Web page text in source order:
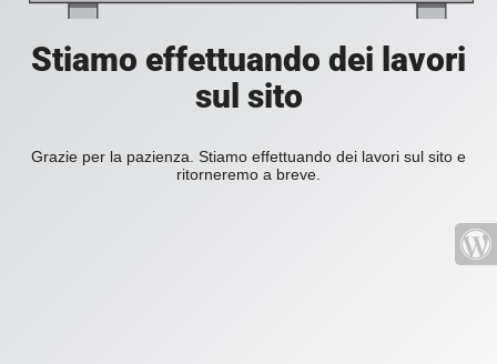
Stiamo effettuando dei lavori
sul sito
Grazie per la pazienza. Stiamo effettuando dei lavori sul sito e
ritorneremo a breve.